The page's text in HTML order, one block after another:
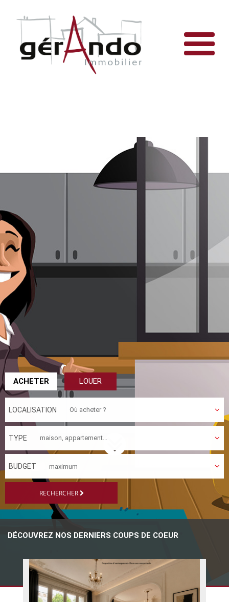
ACHETER LOUER
LOCALISATION
TYPE
BUDGET
RECHERCHER
DÉCOUVREZ NOS DERNIERS COUPS DE COEUR